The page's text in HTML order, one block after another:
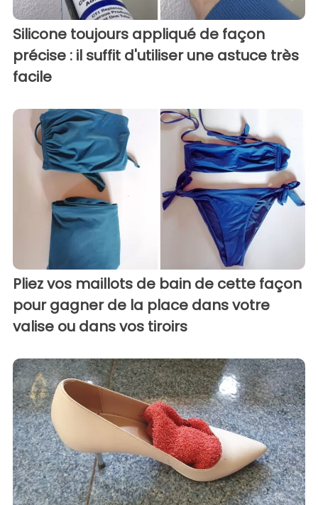
Silicone toujours appliqué de façon
précise : il suffit d'utiliser une astuce très
facile
Pliez vos maillots de bain de cette façon
pour gagner de la place dans votre
valise ou dans vos tiroirs